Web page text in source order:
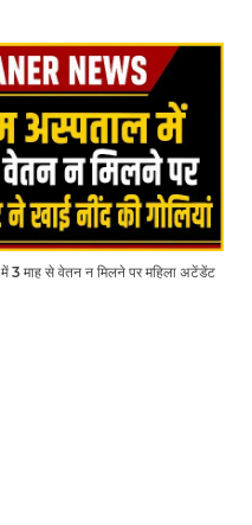
में 3 माह से वेतन न मिलने पर महिला अटेंडेंट